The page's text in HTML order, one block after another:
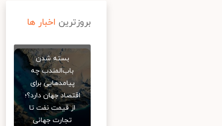
بروزترین اخبار ها
بسته شدن
باب‌المندب چه
پیامدهایی برای
اقتصاد جهان دارد؟؛
از قیمت نفت تا
تجارت جهانی